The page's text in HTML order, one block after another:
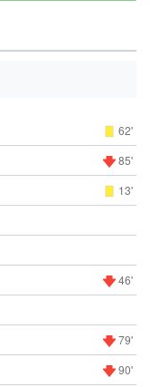
62'
85'
13'
46'
79'
90'